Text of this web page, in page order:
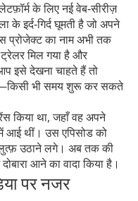
के लिए नई वेब‑सीरीज़
इर्द‑गिर्द घूमती है जो अपने
प्रोजेक्ट का नाम अभी तक
मिल गया है और
इसे देखना चाहते हैं तो
भी समय शुरू कर सकते
किया था, जहाँ वह अपने
आई थीं। उस एपिसोड को
उठाने लगे। अब तक की
आने का वादा किया है।
पर नजर